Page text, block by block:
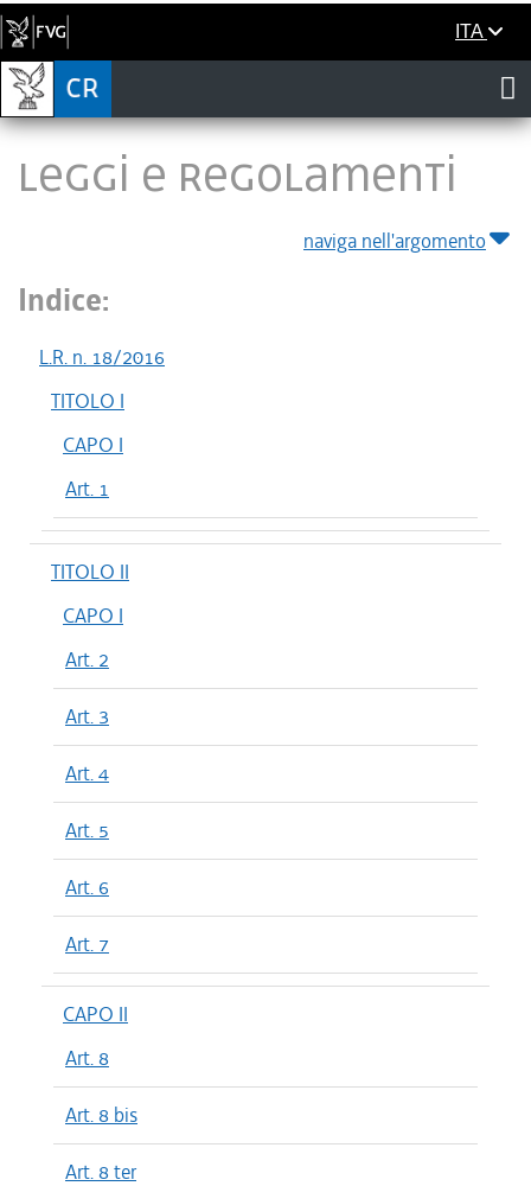
ITA
LEGGI E REGOLAMENTI
naviga nell'argomento
Indice:
L.R. n. 18/2016
TITOLO I
CAPO I
Art. 1
TITOLO II
CAPO I
Art. 2
Art. 3
Art. 4
Art. 5
Art. 6
Art. 7
CAPO II
Art. 8
Art. 8 bis
Art. 8 ter